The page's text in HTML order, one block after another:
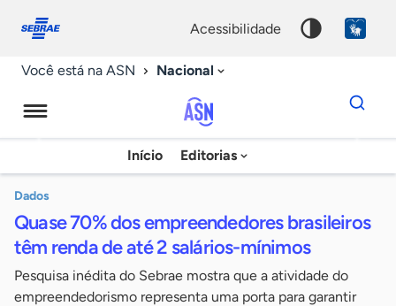
conosco
acessibilidade
Você está na ASN Nacional
Agência
Sebrae
Notícias
Início Editorias
Dados
para
chave
Dados
Quase 70% dos empreendedores brasileiros
têm renda de até 2 salários-mínimos
Pesquisa inédita do Sebrae mostra que a atividade do
empreendedorismo representa uma porta para garantir